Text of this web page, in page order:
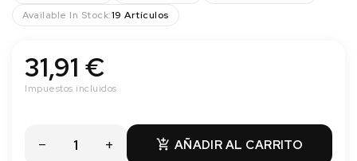
Available In Stock:19 Artículos
31,91 €
Impuestos incluidos
 AÑADIR AL CARRITO